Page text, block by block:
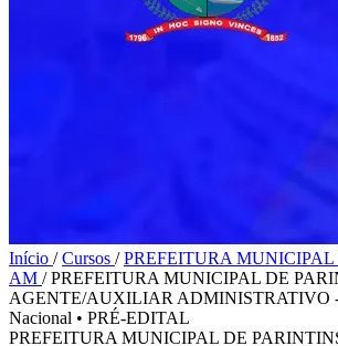
Início / Cursos / PREFEITURA
AM / PREFEITURA MUNICIPAL DE
AGENTE/AUXILIAR ADMINISTRATIVO -
Nacional • PRÉ-EDITAL
PREFEITURA MUNICIPAL DE